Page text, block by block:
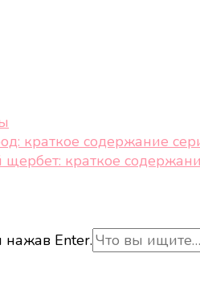
краткое содержание
краткое
и кино, а также трендах,
нажав Enter.